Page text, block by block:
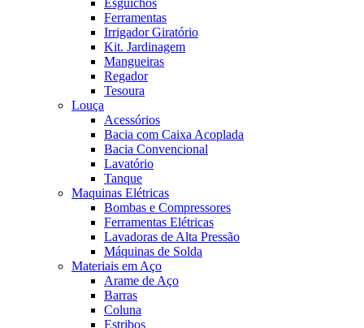
Ferramentas
Irrigador Giratório
Kit. Jardinagem
Mangueiras
Regador
Tesoura
Louça
Acessórios
Bacia com Caixa Acoplada
Bacia Convencional
Lavatório
Tanque
Maquinas Elétricas
Bombas e Compressores
Ferramentas Elétricas
Lavadoras de Alta Pressão
Máquinas de Solda
Materiais em Aço
Arame de Aço
Barras
Coluna
Estribos